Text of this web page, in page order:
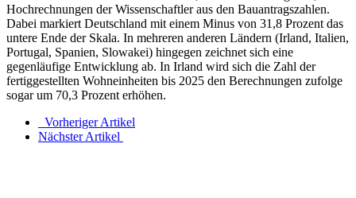
Hochrechnungen der Wissenschaftler aus den Bauantragszahlen.
Dabei markiert Deutschland mit einem Minus von 31,8 Prozent das
untere Ende der Skala. In mehreren anderen Ländern (Irland, Italien,
Portugal, Spanien, Slowakei) hingegen zeichnet sich eine
gegenläufige Entwicklung ab. In Irland wird sich die Zahl der
fertiggestellten Wohneinheiten bis 2025 den Berechnungen zufolge
sogar um 70,3 Prozent erhöhen.
Vorheriger Artikel
Nächster Artikel